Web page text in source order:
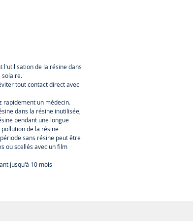
faible retrait La
des impressions
détaillée, lisse, faible
bonne pour
composants de
également une bonne
bonne ténacité, pas
résistante à la
l'utilisation de la résine dans
solaire.
tout contact direct avec
rapidement un médecin.
dans la résine inutilisée,
pendant une longue
de la résine
sans résine peut être
ou scellés avec un film
jusqu'à 10 mois